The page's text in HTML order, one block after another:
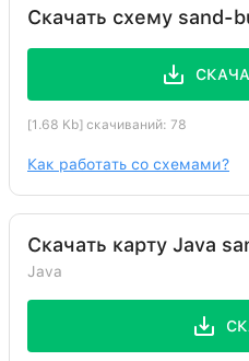
Скачать схему sand-
[1.68 Kb] скачиваний: 78
Как работать со схемами?
Скачать карту Java
Java